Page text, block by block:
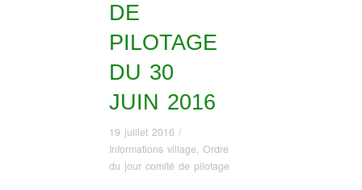
DE
PILOTAGE
DU 30
JUIN 2016
19 juillet 2016 /
Informations village, Ordre
du jour comité de pilotage